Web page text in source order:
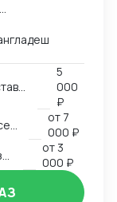
Подготовка пакета документов от поставщика на EXW, FCA, CIP
5
000
₽
от 7
000 ₽
от 3
000 ₽